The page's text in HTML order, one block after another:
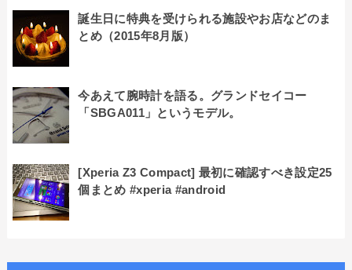
誕生日に特典を受けられる施設やお店などのま
とめ（2015年8月版）
今あえて腕時計を語る。グランドセイコー
「SBGA011」というモデル。
[Xperia Z3 Compact] 最初に確認すべき設定25
個まとめ #xperia #android